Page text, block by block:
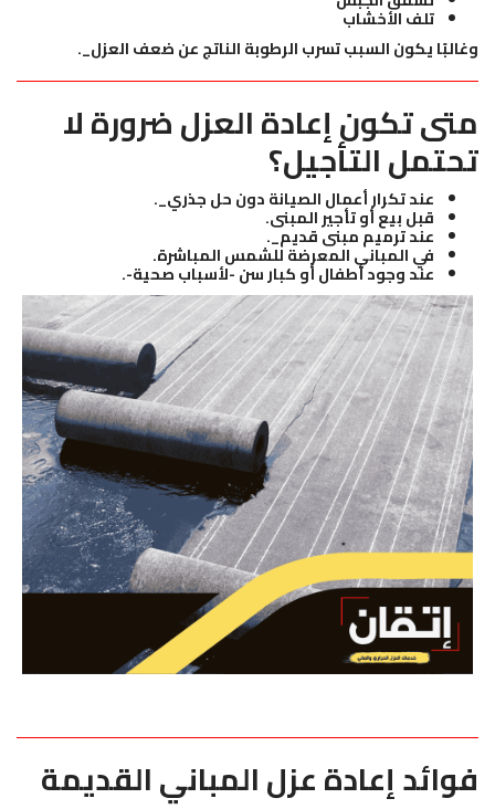
تلف الأخشاب
وغالبًا يكون السبب تسرب الرطوبة الناتج عن ضعف العزل_.
متى تكون إعادة العزل ضرورة لا
تحتمل التأجيل؟
عند تكرار أعمال الصيانة دون حل جذري_.
قبل بيع أو تأجير المبنى.
عند ترميم مبنى قديم_.
في المباني المعرضة للشمس المباشرة.
عند وجود أطفال أو كبار سن -لأسباب صحية-.
فوائد إعادة عزل المباني القديمة